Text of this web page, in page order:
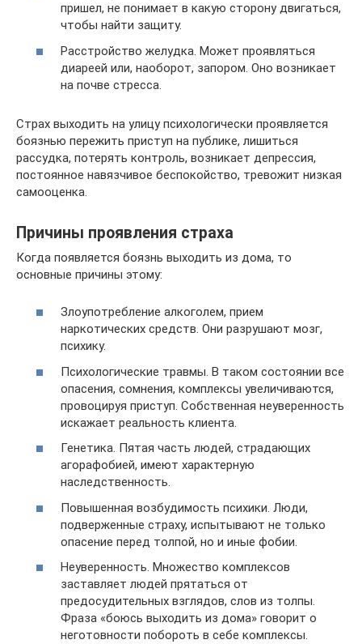
пришел, не понимает в какую сторону двигаться,
чтобы найти защиту.
Расстройство желудка. Может проявляться
диареей или, наоборот, запором. Оно возникает
на почве стресса.
Страх выходить на улицу психологически проявляется
боязнью пережить приступ на публике, лишиться
рассудка, потерять контроль, возникает депрессия,
постоянное навязчивое беспокойство, тревожит низкая
самооценка.
Причины проявления страха
Когда появляется боязнь выходить из дома, то
основные причины этому:
Злоупотребление алкоголем, прием
наркотических средств. Они разрушают мозг,
психику.
Психологические травмы. В таком состоянии все
опасения, сомнения, комплексы увеличиваются,
провоцируя приступ. Собственная неуверенность
искажает реальность клиента.
Генетика. Пятая часть людей, страдающих
агорафобией, имеют характерную
наследственность.
Повышенная возбудимость психики. Люди,
подверженные страху, испытывают не только
опасение перед толпой, но и иные фобии.
Неуверенность. Множество комплексов
заставляет людей прятаться от
предосудительных взглядов, слов из толпы.
Фраза «боюсь выходить из дома» говорит о
неготовности побороть в себе комплексы.